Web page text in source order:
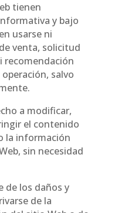
tienen
y bajo
usarse ni
venta, solicitud
recomendación
salvo
a modificar,
el contenido
la información
sin necesidad
de los daños y
de la